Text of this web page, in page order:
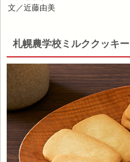
文／近藤由美
札幌農学校ミルククッキー